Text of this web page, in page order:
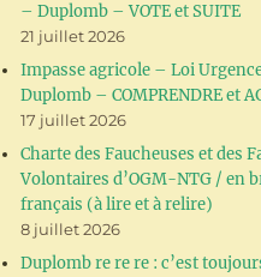
– Duplomb – VOTE et SUITE
21 juillet 2026
Impasse agricole – Loi
Duplomb – COMPRENDRE et
17 juillet 2026
Charte des Faucheuses et des
Volontaires d’OGM-NTG / en
français (à lire et à relire)
8 juillet 2026
Duplomb re re re : c’est